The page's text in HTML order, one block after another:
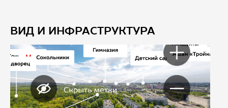
ВИД И ИНФРАСТРУКТУРА